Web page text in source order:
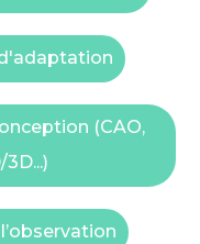
(CAO,